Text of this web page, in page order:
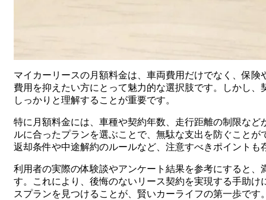
マイカーリースの月額料金は、車両費用だけでなく、保
費用を抑えたい方にとって魅力的な選択肢です。しかし
しっかりと理解することが重要です。
特に月額料金には、車種や契約年数、走行距離の制限な
ルに合ったプランを選ぶことで、無駄な支出を防ぐこと
返却条件や中途解約のルールなど、注意すべきポイントも
利用者の実際の体験談やアンケート結果を参考にすると
す。これにより、後悔のないリース契約を実現する手助
スプランを見つけることが、賢いカーライフの第一歩です